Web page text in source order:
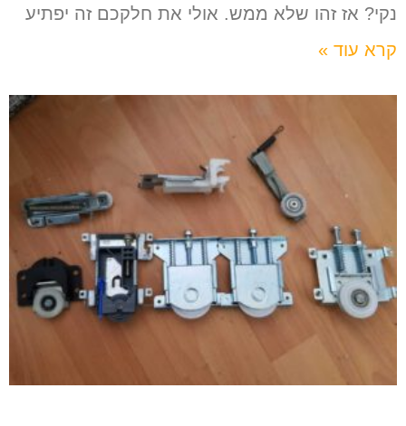
נקי? אז זהו שלא ממש. אולי את חלקכם זה יפתיע
קרא עוד »